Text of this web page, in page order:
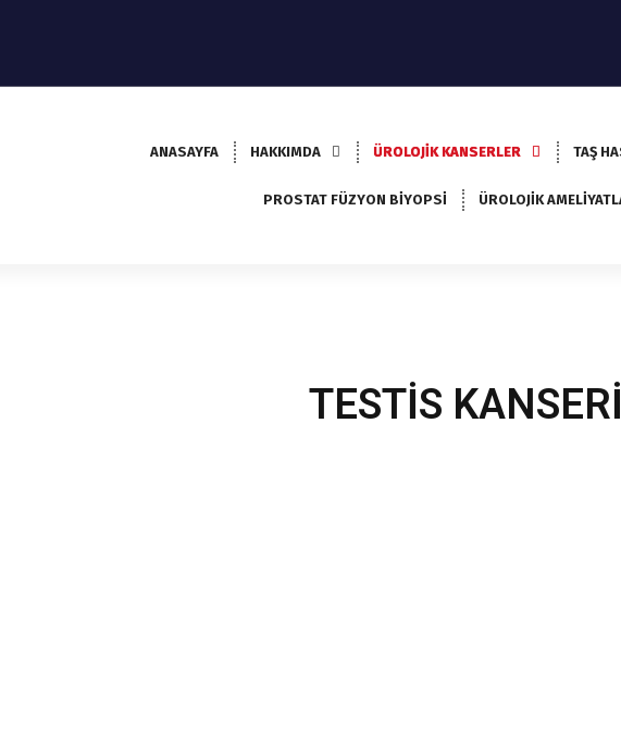
ANASAYFA HAKKIMDA ÜROLOJİK KANSERLER TAŞ
PROSTAT FÜZYON BİYOPSİ ÜROLOJİK
TESTİS KANSERİ